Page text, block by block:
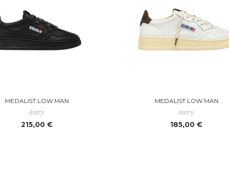
MEDALIST LOW MAN
Autry
215,00 €
MEDALIST LOW MAN
Autry
185,00 €